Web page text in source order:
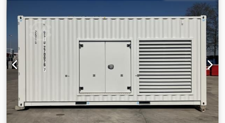
aanvraag Serienummer: CAT0908MAH8803391 = Verdere
opties en toebehoren = - 3e ventiel Csdey A Tn Hepfx Ah
Horf - Gesloten cabine - Centrale smering